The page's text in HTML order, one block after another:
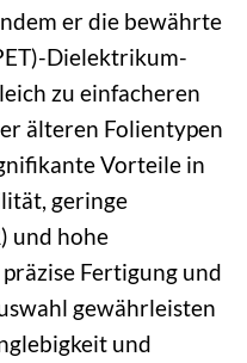
er die bewährte
Dielektrikum-
zu einfacheren
älteren Folientypen
Vorteile in
geringe
und hohe
Fertigung und
gewährleisten
und